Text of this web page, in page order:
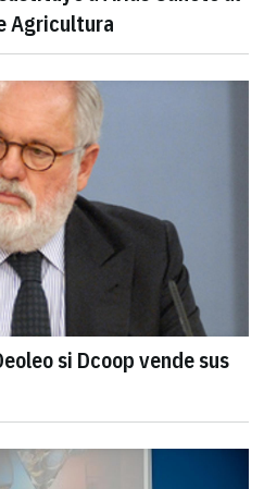
Agricultura
si Dcoop vende sus